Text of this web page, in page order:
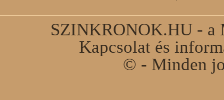
SZINKRONOK.HU - a
Kapcsolat és
© - Minden